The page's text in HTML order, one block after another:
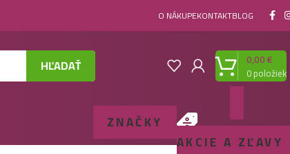
O NÁKUPEKONTAKTBLOG
HĽADAŤ 0položiek
0,00€
ZNAČKY
AKCIE A ZĽAVY